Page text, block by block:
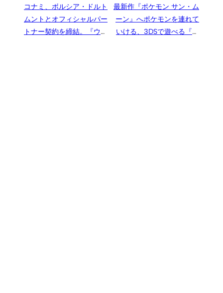
コナミ、ボルシア・ドルト
ムントとオフィシャルパー
トナー契約を締結。『ウイ
最新作『ポケモン サン・ム
ーン』へポケモンを連れて
いける、3DSで遊べる『ポ